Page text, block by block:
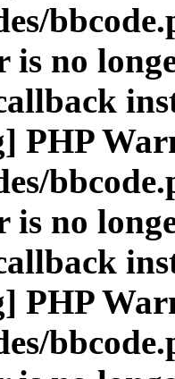
is no
PHP
is no
PHP